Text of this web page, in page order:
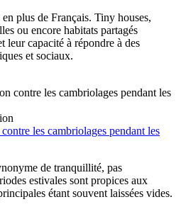
plus de Français. Tiny houses,
ou encore habitats partagés
leur capacité à répondre à des
et sociaux.
les cambriolages pendant les
de tranquillité, pas
estivales sont propices aux
étant souvent laissées vides.